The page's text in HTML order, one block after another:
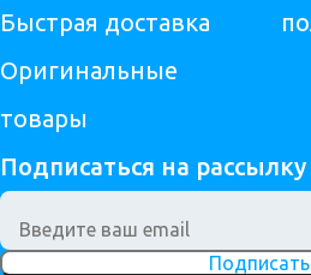
Быстрая доставка
Оригинальные
товары
Подписаться на рассылку